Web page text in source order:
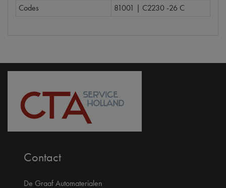
Codes
81001 | C2230 -26 C
Contact
De Graaf Automaterialen